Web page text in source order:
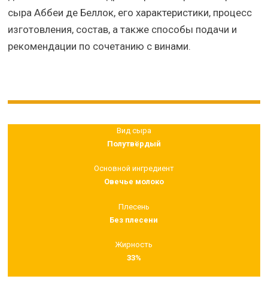
сыра Аббеи де Беллок, его характеристики, процесс
изготовления, состав, а также способы подачи и
рекомендации по сочетанию с винами.
Вид сыра
Полутвёрдый
Основной ингредиент
Овечье молоко
Плесень
Без плесени
Жирность
33%